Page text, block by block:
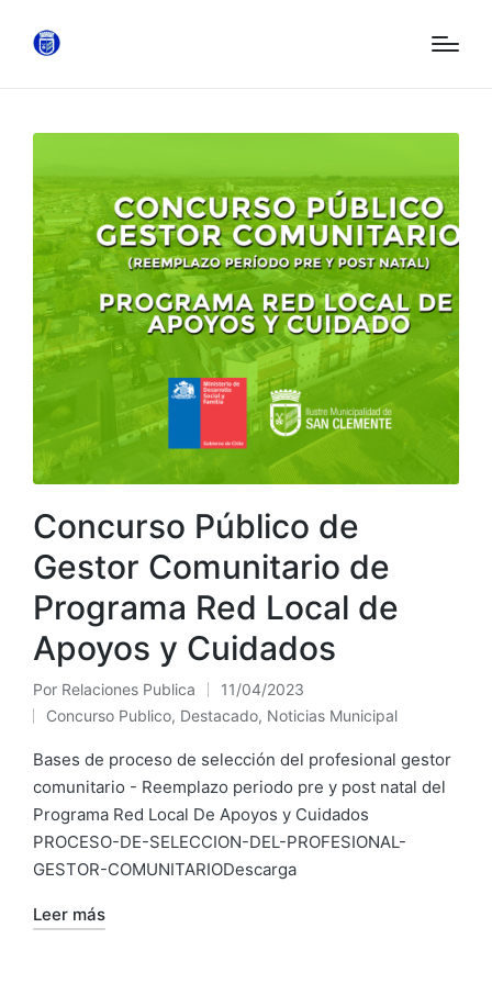
Concurso Público de
Gestor Comunitario de
Programa Red Local de
Apoyos y Cuidados
Por Relaciones Publica
11/04/2023
Concurso Publico, Destacado, Noticias Municipal
Bases de proceso de selección del profesional gestor
comunitario - Reemplazo periodo pre y post natal del
Programa Red Local De Apoyos y Cuidados
PROCESO-DE-SELECCION-DEL-PROFESIONAL-
GESTOR-COMUNITARIODescarga
Leer más